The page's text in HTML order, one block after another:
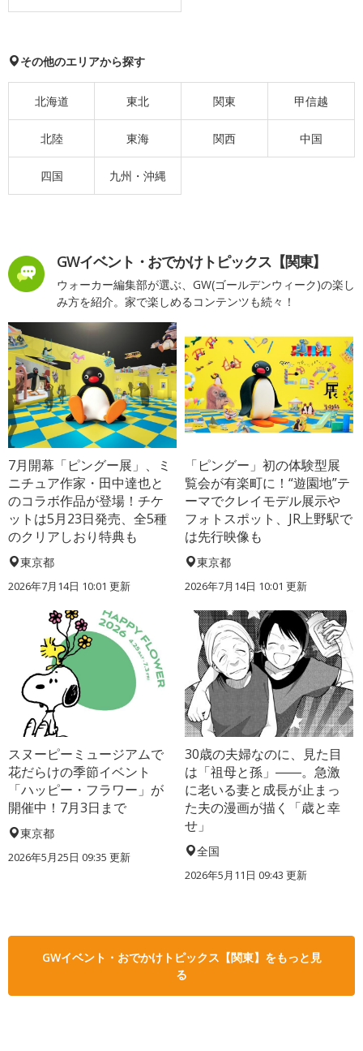
その他のエリアから探す
北海道 東北 関東 甲信越
北陸 東海 関西 中国
四国 九州・沖縄
GWイベント・おでかけトピックス【関東】
ウォーカー編集部が選ぶ、GW(ゴールデンウィーク)の楽し
み方を紹介。家で楽しめるコンテンツも続々！
7月開幕「ピングー展」、ミ
ニチュア作家・田中達也と
のコラボ作品が登場！チケ
ットは5月23日発売、全5種
のクリアしおり特典も
東京都
2026年7月14日 10:01 更新
「ピングー」初の体験型展
覧会が有楽町に！“遊園地”テ
ーマでクレイモデル展示や
フォトスポット、JR上野駅で
は先行映像も
東京都
2026年7月14日 10:01 更新
スヌーピーミュージアムで
花だらけの季節イベント
「ハッピー・フラワー」が
開催中！7月3日まで
東京都
2026年5月25日 09:35 更新
30歳の夫婦なのに、見た目
は「祖母と孫」――。急激
に老いる妻と成長が止まっ
た夫の漫画が描く「歳と幸
せ」
全国
2026年5月11日 09:43 更新
GWイベント・おでかけトピックス【関東】をもっと見
る